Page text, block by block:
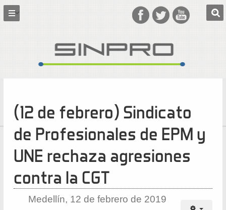
(12 de febrero) Sindicato
de Profesionales de EPM y
UNE rechaza agresiones
contra la CGT
Medellín, 12 de febrero de 2019